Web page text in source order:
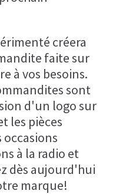
créera
faite sur
à vos besoins.
sont
d'un logo sur
les pièces
à la radio et
dès aujourd'hui
marque!